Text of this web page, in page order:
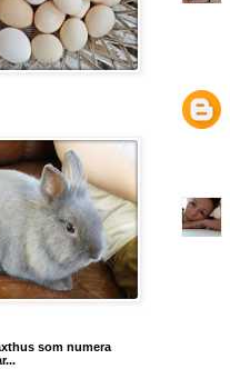
som numera